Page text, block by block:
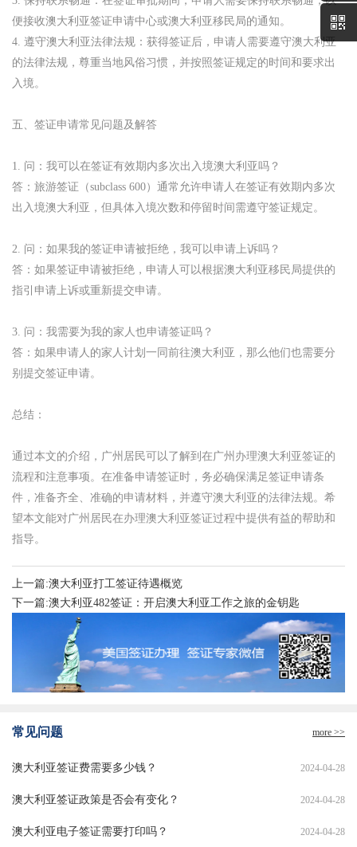
便接收澳大利亚签证申请中心或澳大利亚移民局的通知。
4. 遵守澳大利亚法律法规：获得签证后，申请人需要遵守澳大利亚
的法律法规，尊重当地风俗习惯，并按照签证规定的时间和要求出
入境。
五、签证申请常见问题及解答
1. 问：我可以在签证有效期内多次出入境澳大利亚吗？
答：旅游签证（subclass 600）通常允许申请人在签证有效期内多次
出入境澳大利亚，但具体入境次数和停留时间需遵守签证规定。
2. 问：如果我的签证申请被拒绝，我可以申请上诉吗？
答：如果签证申请被拒绝，申请人可以根据澳大利亚移民局提供的
指引申请上诉或重新提交申请。
3. 问：我需要为我的家人也申请签证吗？
答：如果申请人的家人计划一同前往澳大利亚，那么他们也需要分
别提交签证申请。
总结：
通过本文的介绍，广州居民可以了解到在广州办理澳大利亚签证的
流程和注意事项。在准备申请签证时，务必确保满足签证申请条
件，准备齐全、准确的申请材料，并遵守澳大利亚的法律法规。希
望本文能对广州居民在办理澳大利亚签证过程中提供有益的帮助和
指导。
上一篇:澳大利亚打工签证待遇概览
下一篇:澳大利亚482签证：开启澳大利亚工作之旅的金钥匙
常见问题 more >>
澳大利亚签证费需要多少钱？ 2024-04-28
澳大利亚签证政策是否会有变化？ 2024-04-28
澳大利亚电子签证需要打印吗？ 2024-04-28